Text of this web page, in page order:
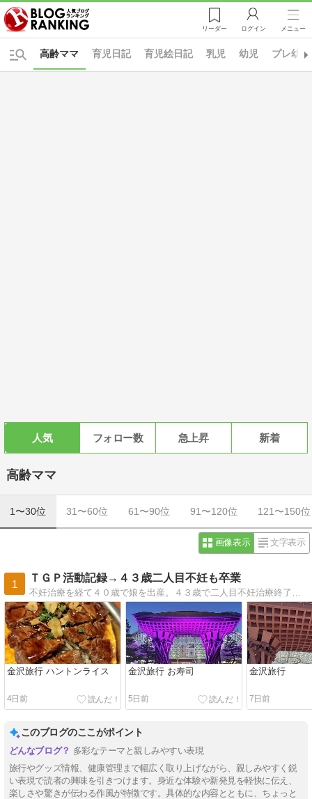
リーダー ログイン メニュー
育児日記 育児絵日記 乳児 幼児 プレ幼
高齢ママ
人気 フォロー数 急上昇 新着
高齢ママ
1〜30位 31〜60位 61〜90位 91〜120位 121〜150位
画像表示 文字表示
1
ＴＧＰ活動記録→４３歳二人目不妊も卒業
金沢旅行 ハントンライス
4日前
金沢旅行 お寿司
5日前
金沢旅行
7日前
このブログのここがポイント
多彩なテーマと親しみやすい表現
旅行やグッズ情報、健康管理まで幅広く取り上げながら、親しみやすく鋭
い表現で読者の興味を引きつけます。身近な体験や新発見を軽快に伝え、
楽しさや驚きが伝わる作風が特徴です。具体的な内容とともに、ちょっと